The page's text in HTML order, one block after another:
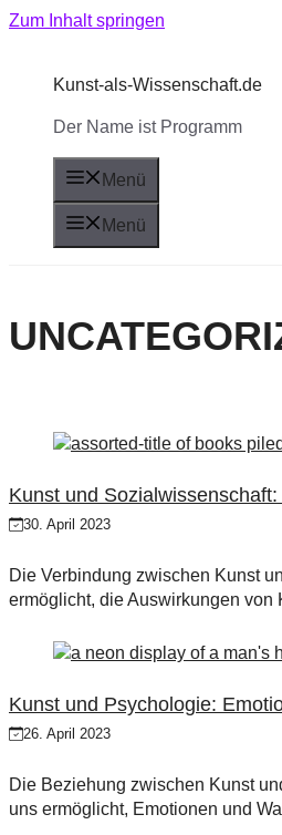
Zum Inhalt springen
Kunst-als-Wissenschaft.de
Der Name ist Programm
Menü
Menü
Kunst und
30. April 2023
Die Verbindung zwischen Kunst
ermöglicht, die Auswirkungen von
Kunst und Psychologie:
26. April 2023
Die Beziehung zwischen Kunst
uns ermöglicht, Emotionen und